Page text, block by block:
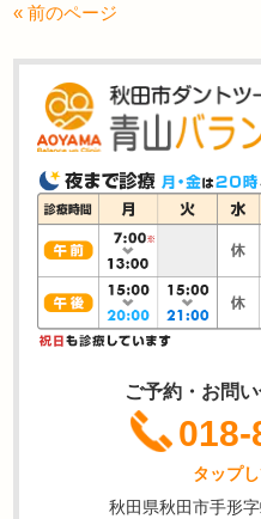
« 前のページ
ご予約・お問
018-
タップ
秋田県秋田市手形